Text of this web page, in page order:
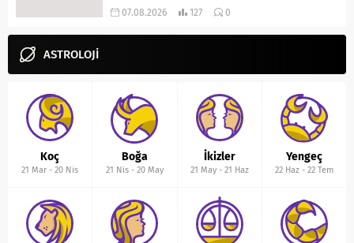
07.08.2026 127 0
ASTROLOJİ
Koç
21 Mar -20 Nis
Boğa
21 Nis- 20 May
İkizler
21 May- 21 Haz
Yengeç
22 Haz- 22 Tem